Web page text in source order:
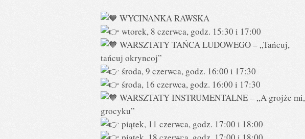
WYCINANKA RAWSKA
wtorek, 8 czerwca, godz. 15:30 i 17:00
WARSZTATY TAŃCA LUDOWEGO – „Tańcuj,
tańcuj okryncoj”
środa, 9 czerwca, godz. 16:00 i 17:30
środa, 16 czerwca, godz. 16:00 i 17:30
WARSZTATY INSTRUMENTALNE – „A grojże mi,
grocyku”
piątek, 11 czerwca, godz. 17:00 i 18:00